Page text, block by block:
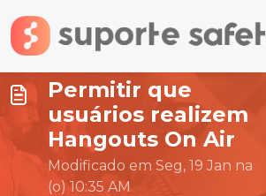
Ir para o conteúdo principal
Permitir que
usuários realizem
Hangouts On Air
Modificado em Seg, 19 Jan na
(o) 10:35 AM